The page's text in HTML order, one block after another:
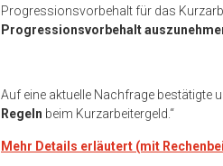
Progressionsvorbehalt für das
Progressionsvorbehalt
Auf eine aktuelle Nachfrage bestätigte
Regeln beim Kurzarbeitergeld.“
Mehr Details erläutert (mit